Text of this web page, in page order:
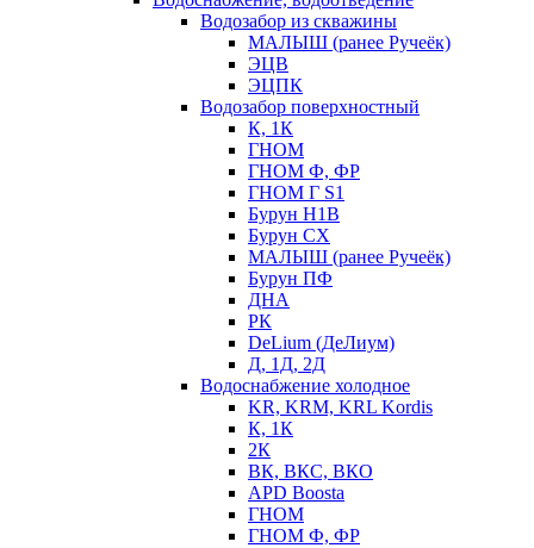
Водозабор из скважины
МАЛЫШ (ранее Ручеёк)
ЭЦВ
ЭЦПК
Водозабор поверхностный
К, 1К
ГНОМ
ГНОМ Ф, ФР
ГНОМ Г S1
Бурун Н1В
Бурун СХ
МАЛЫШ (ранее Ручеёк)
Бурун ПФ
ДНА
РК
DeLium (ДеЛиум)
Д, 1Д, 2Д
Водоснабжение холодное
KR, KRM, KRL Kordis
К, 1К
2К
ВК, ВКС, ВКО
APD Boosta
ГНОМ
ГНОМ Ф, ФР